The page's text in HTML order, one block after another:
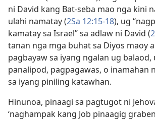
ni David kang Bat-seba mao nga kini
ulahi namatay (2Sa 12:15-18), ug
kamatay sa Israel” sa adlaw ni David (
tanan nga mga buhat sa Diyos maoy
pagbayaw sa iyang ngalan ug
panalipod, pagpagawas, o inamahan
sa iyang piniling katawhan.
Hinunoa, pinaagi sa pagtugot ni
‘naghampak kang Job pinaagig